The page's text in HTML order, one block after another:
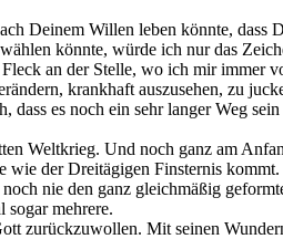
Deinem Willen leben könnte, dass
könnte, würde ich nur das
an der Stelle, wo ich mir immer
krankhaft auszusehen, zu
es noch ein sehr langer Weg sein
Weltkrieg. Und noch ganz am
wie der Dreitägigen Finsternis
nie den ganz gleichmäßig
sogar mehrere.
zurückzuwollen. Mit seinen